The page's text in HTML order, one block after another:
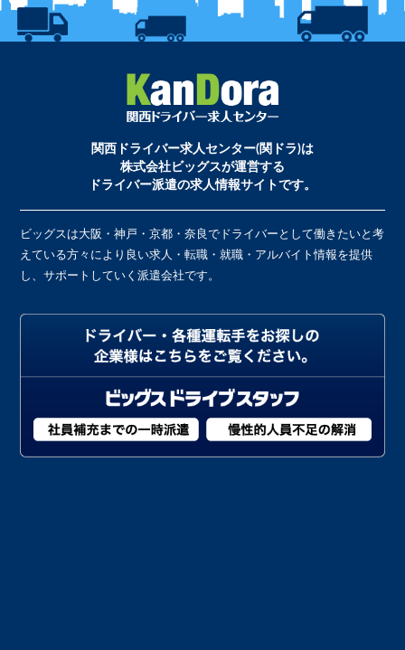
関西ドライバー求人センター(関ドラ)は
株式会社ビッグスが運営する
ドライバー派遣の求人情報サイトです。
ビッグスは大阪・神戸・京都・奈良でドライバーとして働きたいと考
えている方々により良い求人・転職・就職・アルバイト情報を提供
し、サポートしていく派遣会社です。